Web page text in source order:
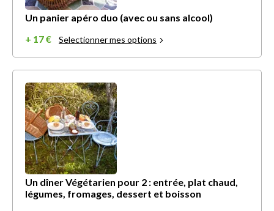
Un panier apéro duo (avec ou sans alcool)
+ 17 €
Selectionner mes options
Un dîner Végétarien pour 2 : entrée, plat chaud,
légumes, fromages, dessert et boisson